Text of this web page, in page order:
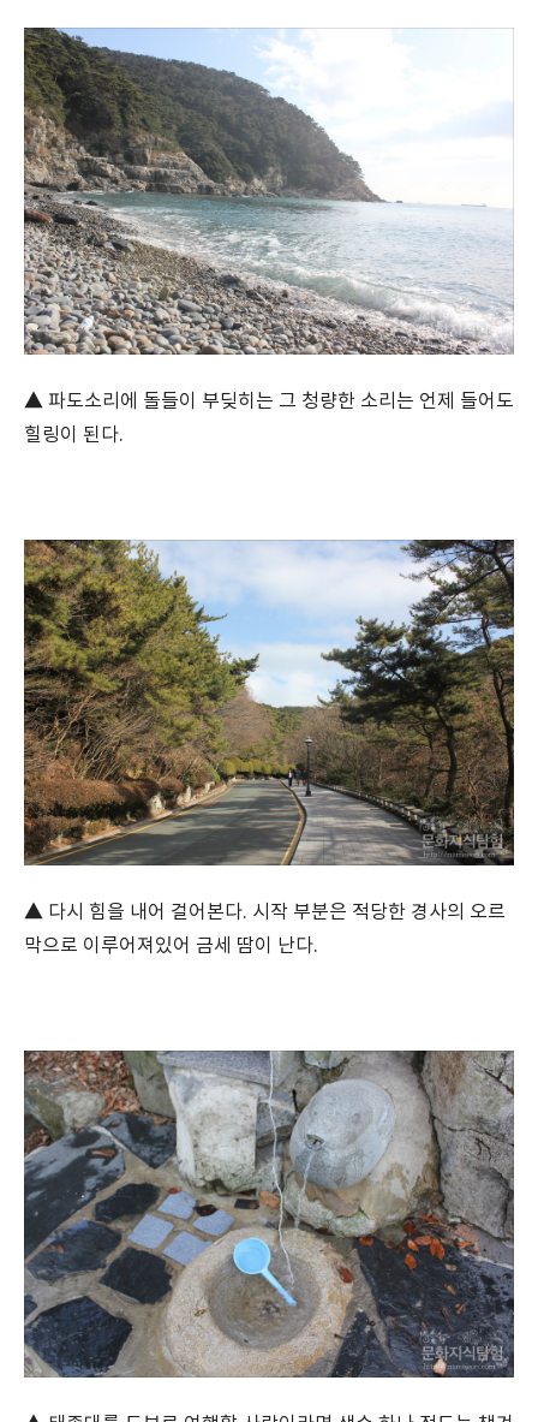
▲ 파도소리에 돌들이 부딪히는 그 청량한 소리는 언제 들어도
힐링이 된다.
▲ 다시 힘을 내어 걸어본다. 시작 부분은 적당한 경사의 오르
막으로 이루어져있어 금세 땀이 난다.